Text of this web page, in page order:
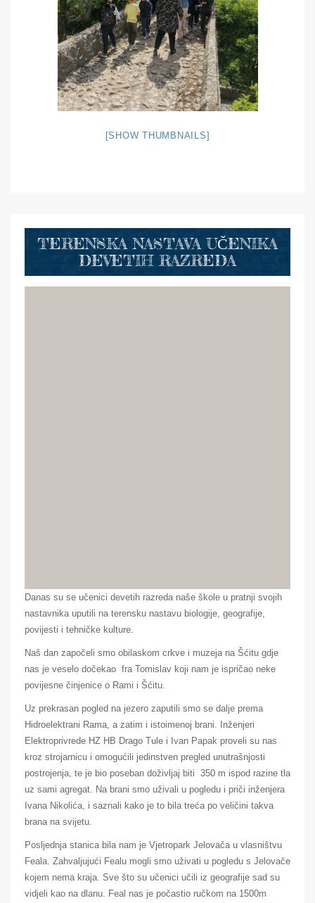
[SHOW THUMBNAILS]
TERENSKA NASTAVA UČENIKA
DEVETIH RAZREDA
Danas su se učenici devetih razreda naše škole u pratnji svojih
nastavnika uputili na terensku nastavu biologije, geografije,
povijesti i tehničke kulture.
Naš dan započeli smo obilaskom crkve i muzeja na Šćitu gdje
nas je veselo dočekao fra Tomislav koji nam je ispričao neke
povijesne činjenice o Rami i Šćitu.
Uz prekrasan pogled na jezero zaputili smo se dalje prema
Hidroelektrani Rama, a zatim i istoimenoj brani. Inženjeri
Elektroprivrede HZ HB Drago Tule i Ivan Papak proveli su nas
kroz strojarnicu i omogućili jedinstven pregled unutrašnjosti
postrojenja, te je bio poseban doživljaj biti 350 m ispod razine tla
uz sami agregat. Na brani smo uživali u pogledu i priči inženjera
Ivana Nikolića, i saznali kako je to bila treća po veličini takva
brana na svijetu.
Posljednja stanica bila nam je Vjetropark Jelovača u vlasništvu
Feala. Zahvaljujući Fealu mogli smo uživati u pogledu s Jelovače
kojem nema kraja. Sve što su učenici učili iz geografije sad su
vidjeli kao na dlanu. Feal nas je počastio ručkom na 1500m